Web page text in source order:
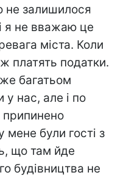
не залишилося
я не вважаю це
міста. Коли
платять податки.
багатьом
у нас, але і по
припинено
мене були гості з
що там йде
будівництва не